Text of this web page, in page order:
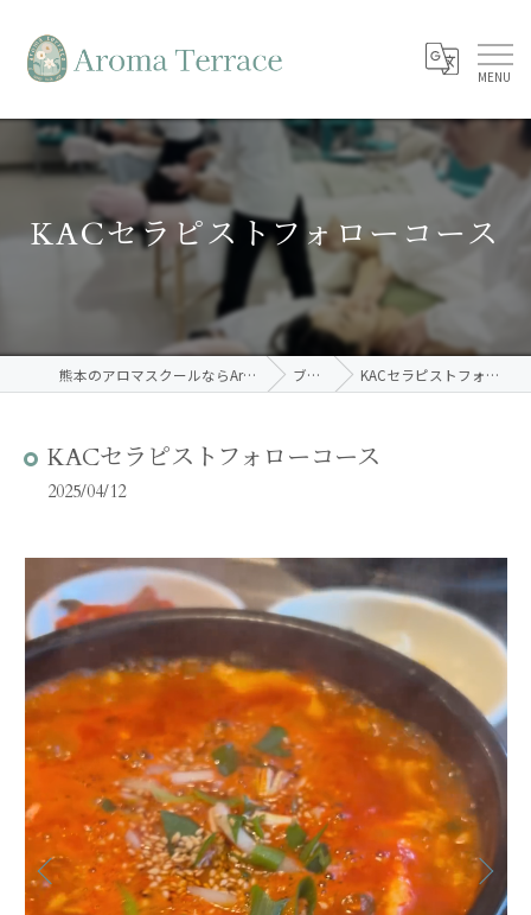
KACセラピストフォローコース
熊本のアロマスクールならAroma Terrace ブログ KACセラピストフォローコース
KACセラピストフォローコース
2025/04/12